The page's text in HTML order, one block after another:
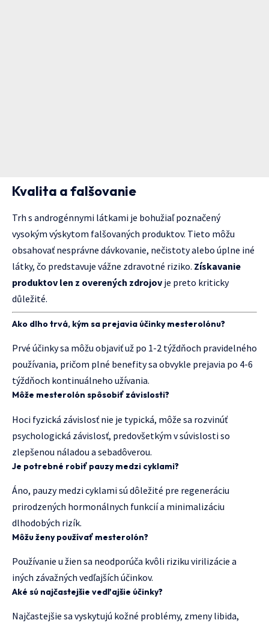
Kvalita a falšovanie
Trh s androgénnymi látkami je bohužiaľ poznačený
vysokým výskytom falšovaných produktov. Tieto môžu
obsahovať nesprávne dávkovanie, nečistoty alebo úplne iné
látky, čo predstavuje vážne zdravotné riziko. Získavanie
produktov len z overených zdrojov je preto kriticky
důležité.
Ako dlho trvá, kým sa prejavia účinky mesterolónu?
Prvé účinky sa môžu objaviť už po 1-2 týždňoch pravidelného
používania, pričom plné benefity sa obvykle prejavia po 4-6
týždňoch kontinuálneho užívania.
Môže mesterolón spôsobiť závislosti?
Hoci fyzická závislosť nie je typická, môže sa rozvinúť
psychologická závislosť, predovšetkým v súvislosti so
zlepšenou náladou a sebadôverou.
Je potrebné robiť pauzy medzi cyklami?
Áno, pauzy medzi cyklami sú dôležité pre regeneráciu
prirodzených hormonálnych funkcií a minimalizáciu
dlhodobých rizík.
Môžu ženy používať mesterolón?
Používanie u žien sa neodporúča kvôli riziku virilizácie a
iných závažných vedľajších účinkov.
Aké sú najčastejšie vedľajšie účinky?
Najčastejšie sa vyskytujú kožné problémy, zmeny libida,